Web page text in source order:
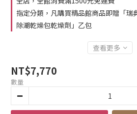
指定分類，凡購買精品館商品即贈「
除潮乾燥包乾燥劑」乙包
查看更多
NT$7,770
數量